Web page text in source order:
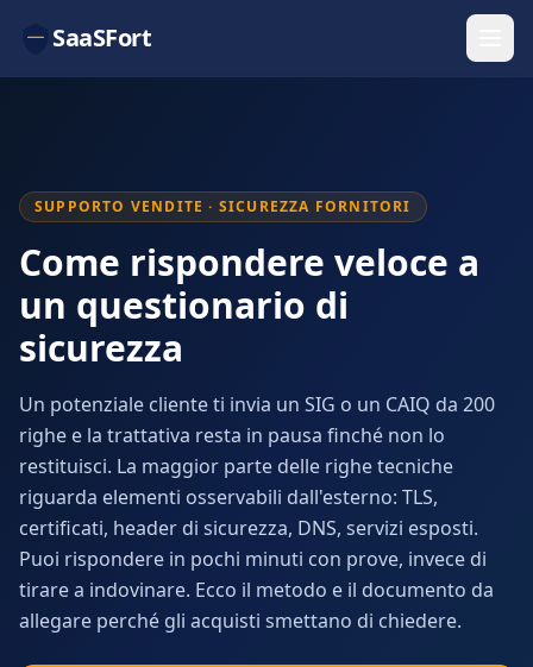
SaaSFort
SUPPORTO VENDITE · SICUREZZA FORNITORI
Come rispondere veloce a
un questionario di
sicurezza
Un potenziale cliente ti invia un SIG o un CAIQ da 200
righe e la trattativa resta in pausa finché non lo
restituisci. La maggior parte delle righe tecniche
riguarda elementi osservabili dall'esterno: TLS,
certificati, header di sicurezza, DNS, servizi esposti.
Puoi rispondere in pochi minuti con prove, invece di
tirare a indovinare. Ecco il metodo e il documento da
allegare perché gli acquisti smettano di chiedere.